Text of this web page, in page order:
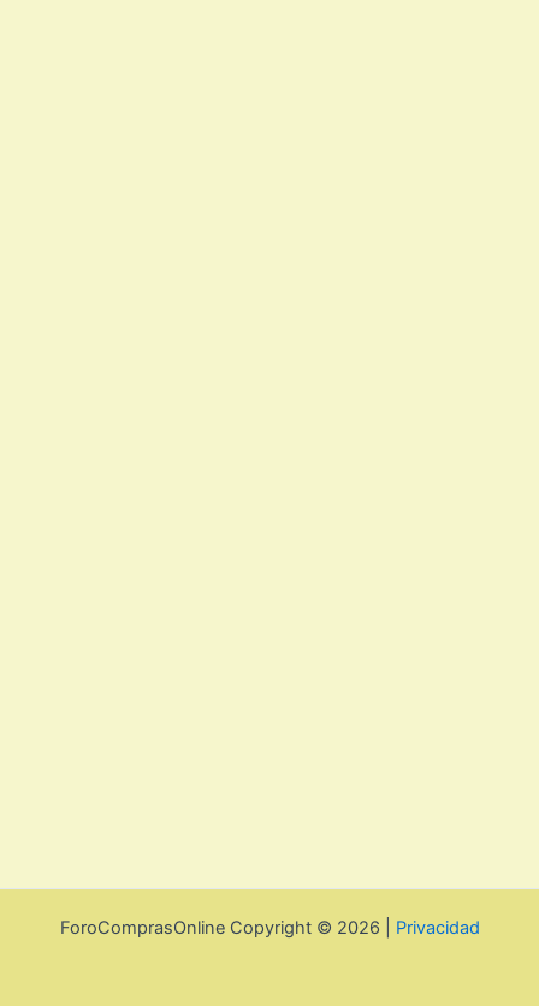
ForoComprasOnline Copyright © 2026 | Privacidad